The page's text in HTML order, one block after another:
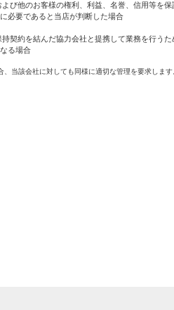
び他のお客様の権利、利益、名誉、信用等を保
必要であると当店が判断した場合
契約を結んだ協力会社と提携して業務を行うた
る場合
当該会社に対しても同様に適切な管理を要求します